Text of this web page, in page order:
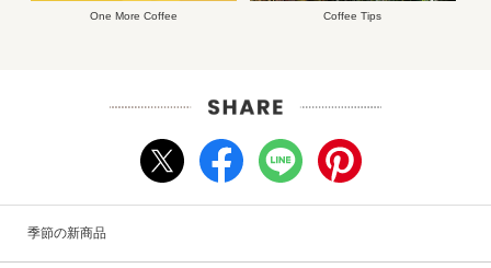
One More Coffee Coffee Tips
季節の新商品